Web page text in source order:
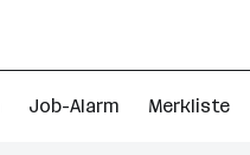
Job-Alarm Merkliste